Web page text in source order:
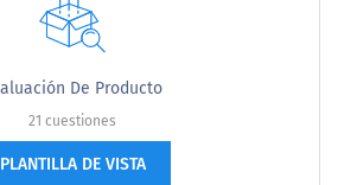
De Producto
21 cuestiones
PLANTILLA DE VISTA